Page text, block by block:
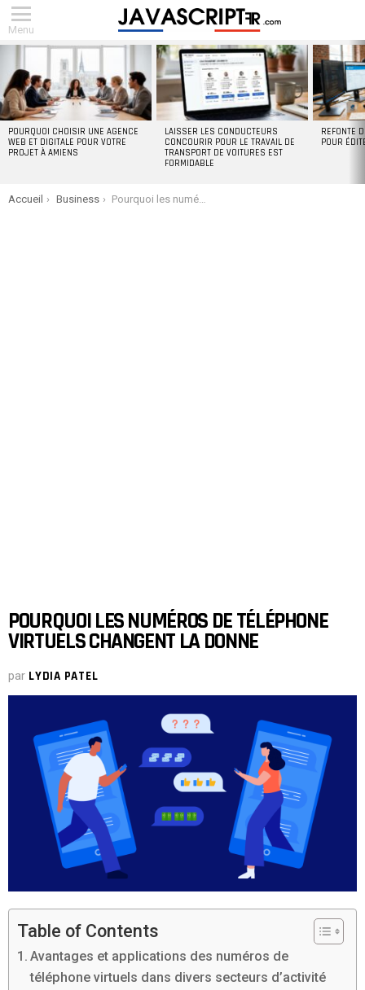
Menu
POURQUOI CHOISIR UNE AGENCE
WEB ET DIGITALE POUR VOTRE
PROJET À AMIENS
LAISSER LES CONDUCTEURS
CONCOURIR POUR LE TRAVAIL DE
TRANSPORT DE VOITURES EST
FORMIDABLE
REFONTE
POUR
You are here:
Accueil Business Pourquoi les numéros de téléphone virtuels changent la donne
POURQUOI LES NUMÉROS DE TÉLÉPHONE
VIRTUELS CHANGENT LA DONNE
par LYDIA PATEL
Table of Contents
Avantages et applications des numéros de
téléphone virtuels dans divers secteurs d’activité